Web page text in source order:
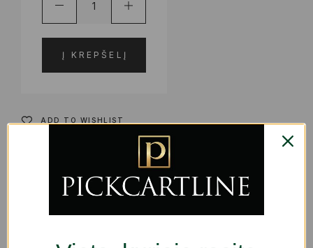
Į KREPŠELĮ
ADD TO WISHLIST
S05128719
KOSMETIKA,KVEPALAI | KOSMETIKA
PRIEDAI IR DĖKLAI